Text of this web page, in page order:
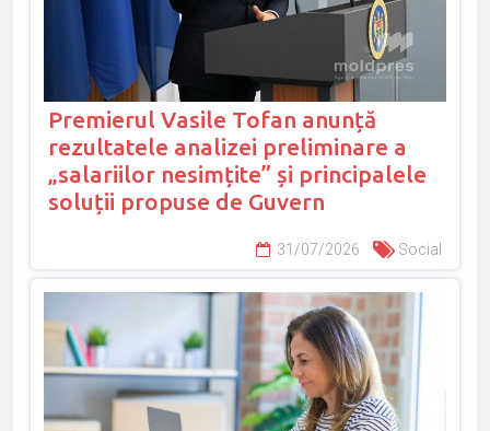
Premierul Vasile Tofan anunță
rezultatele analizei preliminare a
„salariilor nesimțite” și principalele
soluții propuse de Guvern
31/07/2026 Social